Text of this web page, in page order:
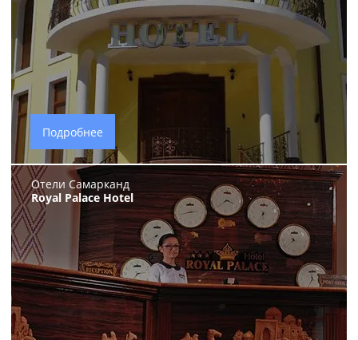
Подробнее
Отели Самарканд
Royal Palace Hotel